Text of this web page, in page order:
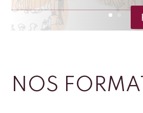
NOS